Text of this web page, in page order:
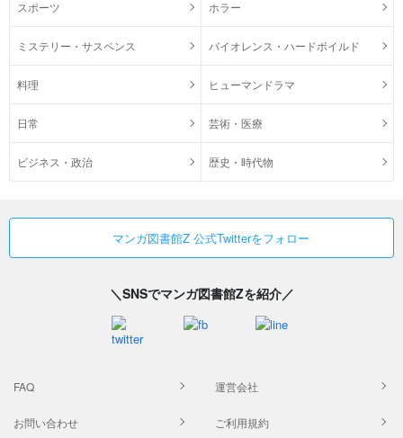
スポーツ ホラー
ミステリー・サスペンス バイオレンス・ハードボイルド
料理 ヒューマンドラマ
日常 芸術・医療
ビジネス・政治 歴史・時代物
マンガ図書館Z 公式Twitterをフォロー
＼SNSでマンガ図書館Zを紹介／
FAQ 運営会社
お問い合わせ ご利用規約